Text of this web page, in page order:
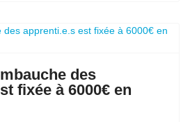
des
fixée à 6000€ en